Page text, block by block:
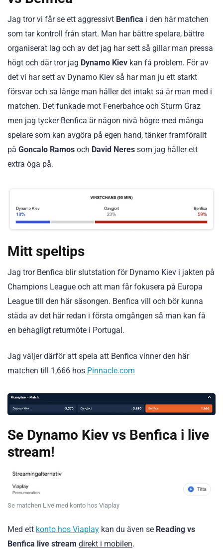
Jag tror vi får se ett aggressivt Benfica i den här matchen
som tar kontroll från start. Man har bättre spelare, bättre
organiserat lag och av det jag har sett så gillar man pressa
högt och där tror jag Dynamo Kiev kan få problem. För av
det vi har sett av Dynamo Kiev så har man ju ett starkt
försvar och så länge man håller det intakt så är man med i
matchen. Det funkade mot Fenerbahce och Sturm Graz
men jag tycker Benfica är någon nivå högre med många
spelare som kan avgöra på egen hand, tänker framförallt
på Goncalo Ramos och David Neres som jag håller ett
extra öga på.
Mitt speltips
Jag tror Benfica blir slutstation för Dynamo Kiev i jakten på
Champions League och att man får fokusera på Europa
League till den här säsongen. Benfica vill och bör kunna
städa av det här redan i första omgången så man kan få
en behagligt returmöte i Portugal.
Jag väljer därför att spela att Benfica vinner den här
matchen till 1,666 hos Pinnacle.com
Se Dynamo Kiev vs Benfica i live
stream!
Se matchen Live med konto hos Viaplay
Med ett konto hos Viaplay kan du även se Reading vs
Benfica live stream direkt i mobilen.